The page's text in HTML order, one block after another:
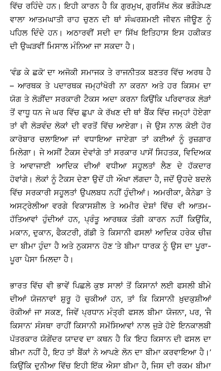
ਵਿੱਚ ਰਹਿੰਦੇ ਹਨ। ਇਹੀ ਕਾਰਨ ਹੈ ਕਿ ਗੁਰਮੁਖ, ਗੁਰਸਿੱਖ ਲੋਕ ਭਗੌੜੇਪਣ
ਵਾਲਾ ਆਤਮਘਾਤੀ ਰਾਹ ਚੁਣਨ ਦੀ ਥਾਂ ਸੰਘਰਸ਼ਮਈ ਜੀਵਨ ਜੀਊਣ ਨੂੰ
ਪਹਿਲ ਦਿੰਦੇ ਹਨ। ਅਠਾਰਵੀਂ ਸਦੀ ਦਾ ਸਿੱਖ ਇਤਿਹਾਸ ਇਸ ਹਕੀਕਤ
ਦੀ ਉਘੜਵੀਂ ਮਿਸਾਲ ਮੰਨਿਆ ਜਾ ਸਕਦਾ ਹੈ।
‘ਵੰਡ ਕੇ ਛਕੋ’ ਦਾ ਅਜੋਕੀ ਸਮਾਜਕ ਤੇ ਰਾਜਨੀਤਕ ਬਣਤਰ ਵਿੱਚ ਅਰਥ ਹੈ
– ਆਰਥਕ ਤੇ ਪਦਾਰਥਕ ਜਮ੍ਹਾਂਖੋਰੀ ਨਾ ਕਰਨਾ ਅਤੇ ਹਰ ਕਿਸਮ ਦਾ
ਯੋਗ ਤੇ ਲੋੜੀਂਦਾ ਸਰਕਾਰੀ ਟੈਕਸ ਅਦਾ ਕਰਨਾ ਕਿਉਂਕਿ ਪਰਿਵਾਰਕ ਲੋੜਾਂ
ਤੋਂ ਵਾਧੂ ਧਨ ਜੇ ਘਰ ਵਿੱਚ ਛੁਪਾ ਕੇ ਰੱਖਣ ਦੀ ਥਾਂ ਬੈਂਕ ਵਿੱਚ ਜਮ੍ਹਾਂ ਹੋਏਗਾ
ਤਾਂ ਵੀ ਲੋੜਵੰਦ ਲੋਕਾਂ ਦੀ ਵਰਤੋਂ ਵਿੱਚ ਆਏਗਾ। ਜੇ ਉਸ ਨਾਲ ਕੋਈ ਹੋਰ
ਕਾਰੋਬਾਰ ਚਲਾਇਆ ਜਾਂ ਵਧਾਇਆ ਜਾਏਗਾ ਤਾਂ ਕਈਆਂ ਨੂੰ ਰੁਜ਼ਗਾਰ
ਮਿਲੇਗਾ। ਜੇ ਅਸੀਂ ਟੈਕਸ ਦੇਵਾਂਗੇ ਤਾਂ ਸਰਕਾਰ ਪਾਸੋਂ ਸਿਹਤਕ, ਵਿਦਿਅਕ
ਤੇ ਆਵਾਜਾਈ ਆਦਿਕ ਦੀਆਂ ਵਧੀਆ ਸਹੂਲਤਾਂ ਲੈਣ ਦੇ ਹੱਕਦਾਰ
ਹੋਵਾਂਗੇ। ਲੋਕਾਂ ਨੂੰ ਟੈਕਸ ਦੇਣਾ ਉਦੋਂ ਹੀ ਔਖਾ ਲੱਗਦਾ ਹੈ, ਜਦੋਂ ਉਹਦੇ ਬਦਲੇ
ਵਿੱਚ ਸਰਕਾਰੀ ਸਹੂਲਤਾਂ ਉਪਲਬਧ ਨਹੀਂ ਹੁੰਦੀਆਂ। ਅਮਰੀਕਾ, ਕੈਨੇਡਾ ਤੇ
ਅਸਟ੍ਰੇਲੀਆ ਵਰਗੇ ਵਿਕਾਸਸ਼ੀਲ ਤੇ ਅਮੀਰ ਦੇਸ਼ਾਂ ਵਿੱਚ ਵੀ ਆਤਮ-
ਹੱਤਿਆਵਾਂ ਹੁੰਦੀਆਂ ਹਨ, ਪ੍ਰੰਤੂ ਆਰਥਕ ਤੰਗੀ ਕਾਰਨ ਨਹੀਂ ਕਿਉਂਕਿ,
ਮਕਾਨ, ਦੁਕਾਨ, ਫੈਕਟਰੀ, ਗੱਡੀ ਤੇ ਕਿਸਾਨੀ ਫਸਲਾਂ ਆਦਿਕ ਹਰੇਕ ਚੀਜ਼
ਦਾ ਬੀਮਾ ਹੁੰਦਾ ਹੈ ਅਤੇ ਨੁਕਸਾਨ ਹੋਣ ’ਤੇ ਬੀਮਾ ਧਾਰਕ ਨੂੰ ਉਸ ਦਾ ਪੂਰਾ-
ਪੂਰਾ ਪੈਸਾ ਮਿਲਦਾ ਹੈ।
ਭਾਰਤ ਵਿੱਚ ਵੀ ਭਾਵੇਂ ਪਿਛਲੇ ਕੁਝ ਸਾਲਾਂ ਤੋਂ ਕਿਸਾਨਾਂ ਲਈ ਫਸਲੀ ਬੀਮੇ
ਦੀਆਂ ਯੋਜਨਾਵਾਂ ਸ਼ੁਰੂ ਹੋ ਚੁਕੀਆਂ ਹਨ, ਤਾਂ ਕਿ ਕਿਸਾਨੀ ਖ਼ੁਦਕੁਸ਼ੀਆਂ
ਰੋਕੀਆਂ ਜਾ ਸਕਣ, ਜਿਵੇਂ ਪ੍ਰਧਾਨ ਮੰਤ੍ਰੀ ਫਸਲ ਬੀਮਾ ਯੋਜਨਾ, ਪਰ, ‘ਜੈ
ਕਿਸਾਨ’ ਸੰਸਥਾ ਰਾਹੀਂ ਕਿਸਾਨੀ ਸਮੱਸਿਆਵਾਂ ਨਾਲ ਜੁੜੇ ਹੋਏ ਇਨਕਾਲਬੀ
ਪੱਤਰਕਾਰ ਯੋਗੇਂਦਰ ਯਾਦਵ ਦਾ ਕਥਨ ਹੈ ਕਿ ‘ਇਹ ਕਿਸਾਨ ਦੀ ਫਸਲ ਦਾ
ਬੀਮਾ ਨਹੀਂ ਹੈ, ਇਹ ਤਾਂ ਬੈਂਕਾਂ ਨੇ ਆਪਣੇ ਲੋਨ ਦਾ ਬੀਮਾ ਕਰਵਾਇਆ ਹੈ।’
ਕਿਉਂਕਿ ਦੁਨੀਆ ਵਿੱਚ ਇਹੀ ਇੱਕ ਐਸਾ ਬੀਮਾ ਹੈ, ਜਿਸ ਦੀ ਰਕਮ ਬੀਮਾ